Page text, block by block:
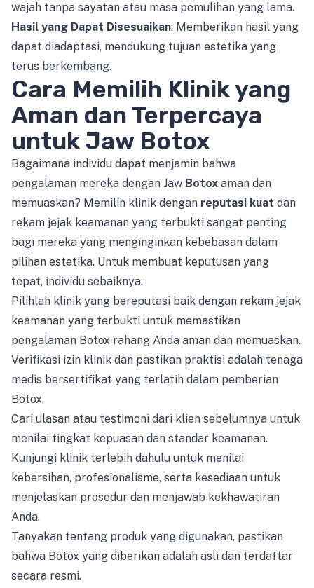
wajah tanpa sayatan atau masa pemulihan yang lama.
Hasil yang Dapat Disesuaikan: Memberikan hasil yang
dapat diadaptasi, mendukung tujuan estetika yang
terus berkembang.
Cara Memilih Klinik yang
Aman dan Terpercaya
untuk Jaw Botox
Bagaimana individu dapat menjamin bahwa
pengalaman mereka dengan Jaw Botox aman dan
memuaskan? Memilih klinik dengan reputasi kuat dan
rekam jejak keamanan yang terbukti sangat penting
bagi mereka yang menginginkan kebebasan dalam
pilihan estetika. Untuk membuat keputusan yang
tepat, individu sebaiknya:
Pilihlah klinik yang bereputasi baik dengan rekam jejak
keamanan yang terbukti untuk memastikan
pengalaman Botox rahang Anda aman dan memuaskan.
Verifikasi izin klinik dan pastikan praktisi adalah tenaga
medis bersertifikat yang terlatih dalam pemberian
Botox.
Cari ulasan atau testimoni dari klien sebelumnya untuk
menilai tingkat kepuasan dan standar keamanan.
Kunjungi klinik terlebih dahulu untuk menilai
kebersihan, profesionalisme, serta kesediaan untuk
menjelaskan prosedur dan menjawab kekhawatiran
Anda.
Tanyakan tentang produk yang digunakan, pastikan
bahwa Botox yang diberikan adalah asli dan terdaftar
secara resmi.